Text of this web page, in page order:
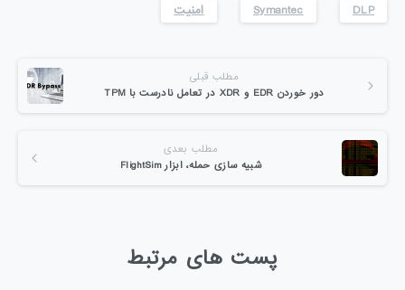
DLP
Symantec امنیت
مطلب قبلی
دور خوردن EDR و XDR در تعامل نادرست با TPM
مطلب بعدی
شبیه سازی حمله، ابزار FlightSim
پست های مرتبط